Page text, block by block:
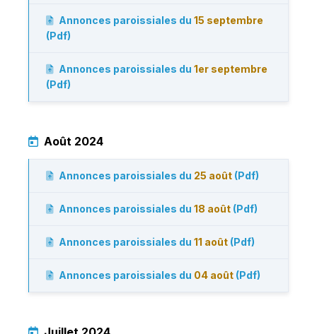
Annonces paroissiales du 15 septembre
(Pdf)
Annonces paroissiales du 1er septembre
(Pdf)
Août 2024
Annonces paroissiales du 25 août (Pdf)
Annonces paroissiales du 18 août (Pdf)
Annonces paroissiales du 11 août (Pdf)
Annonces paroissiales du 04 août (Pdf)